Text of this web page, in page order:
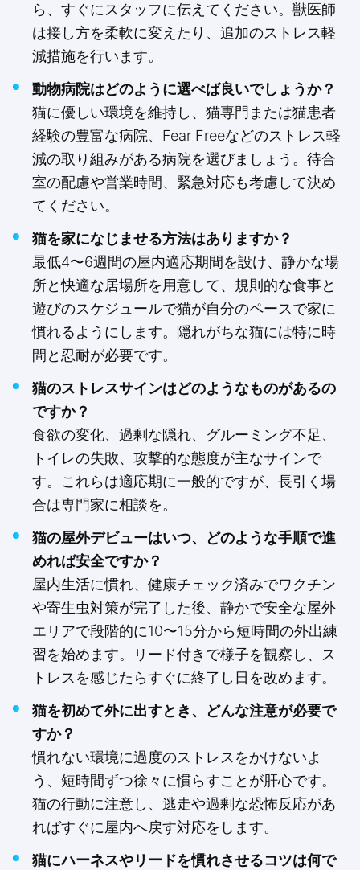
ら、すぐにスタッフに伝えてください。獣医師
は接し方を柔軟に変えたり、追加のストレス軽
減措施を行います。
動物病院はどのように選べば良いでしょうか？
猫に優しい環境を維持し、猫専門または猫患者
経験の豊富な病院、Fear Freeなどのストレス軽
減の取り組みがある病院を選びましょう。待合
室の配慮や営業時間、緊急対応も考慮して決め
てください。
猫を家になじませる方法はありますか？
最低4〜6週間の屋内適応期間を設け、静かな場
所と快適な居場所を用意して、規則的な食事と
遊びのスケジュールで猫が自分のペースで家に
慣れるようにします。隠れがちな猫には特に時
間と忍耐が必要です。
猫のストレスサインはどのようなものがあるの
ですか？
食欲の変化、過剰な隠れ、グルーミング不足、
トイレの失敗、攻撃的な態度が主なサインで
す。これらは適応期に一般的ですが、長引く場
合は専門家に相談を。
猫の屋外デビューはいつ、どのような手順で進
めれば安全ですか？
屋内生活に慣れ、健康チェック済みでワクチン
や寄生虫対策が完了した後、静かで安全な屋外
エリアで段階的に10〜15分から短時間の外出練
習を始めます。リード付きで様子を観察し、ス
トレスを感じたらすぐに終了し日を改めます。
猫を初めて外に出すとき、どんな注意が必要で
すか？
慣れない環境に過度のストレスをかけないよ
う、短時間ずつ徐々に慣らすことが肝心です。
猫の行動に注意し、逃走や過剰な恐怖反応があ
ればすぐに屋内へ戻す対応をします。
猫にハーネスやリードを慣れさせるコツは何で